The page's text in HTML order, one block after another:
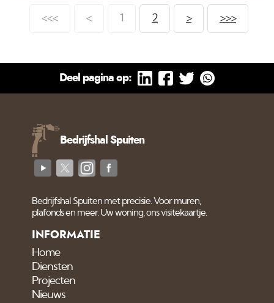
<<< < 1 2 > >>>
Deel pagina op:
Bedrijfshal Spuiten
Bedrijfshal Spuiten met precisie. Voor muren,
plafonds en meer. Uw woning, ons visitekaartje.
INFORMATIE
Home
Diensten
Projecten
Nieuws